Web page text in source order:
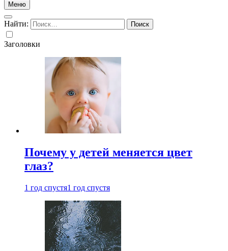
Меню
Найти:
Заголовки
Почему у детей меняется цвет
глаз?
1 год спустя1 год спустя